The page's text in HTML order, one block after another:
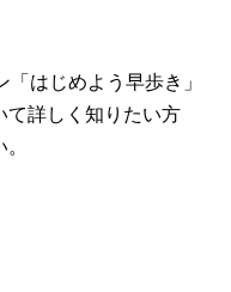
はじめよう早歩き」
て詳しく知りたい方